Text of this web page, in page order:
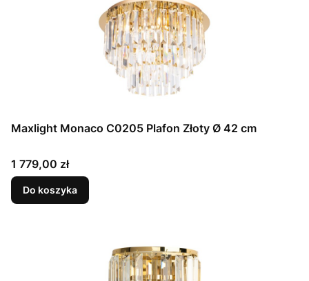
Maxlight Monaco C0205 Plafon Złoty Ø 42 cm
Cena
1 779,00 zł
Do koszyka